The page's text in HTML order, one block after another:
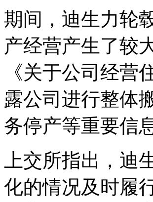
期间，迪生力轮
产经营产生了较
《关于公司经
露公司进行整体
务停产等重要信息
上交所指出，迪
化的情况及时履